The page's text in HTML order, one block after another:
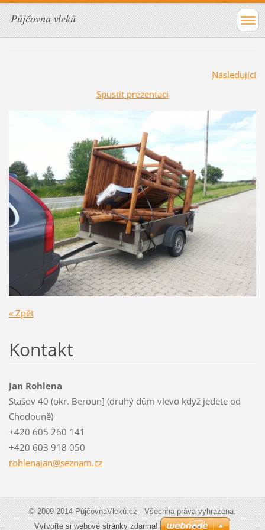
Půjčovna vleků
Následující
Spustit prezentaci
« Zpět
Kontakt
Jan Rohlena
Stašov 40 (okr. Beroun] (druhý dům vlevo když jedete od
Chodouně)
+420 605 260 141
+420 603 918 050
rohlenajan@seznam.cz
© 2009-2014 PůjčovnaVleků.cz - Všechna práva vyhrazena.
Vytvořte si webové stránky zdarma!